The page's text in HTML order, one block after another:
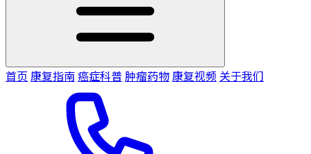
首页 康复指南癌症科普肿瘤药物康复视频 关于我们